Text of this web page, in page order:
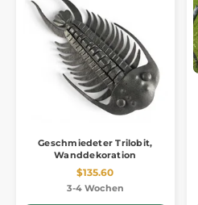
Geschmiedeter Trilobit,
Wanddekoration
$135.60
3-4 Wochen